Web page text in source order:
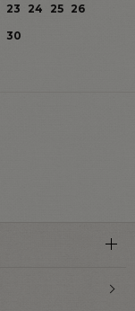
23 24 25
26
30